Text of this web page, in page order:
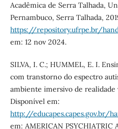
Acadêmica de Serra Talhada,
Pernambuco, Serra Talhada,
https://repository.ufrpe.br/
em: 12 nov 2024.
SILVA, I. C.; HUMMEL, E. I.
com transtorno do espectro
ambiente imersivo de realidade
Disponível em:
http://educapes.capes.gov.br/
em: AMERICAN PSYCHIATRIC